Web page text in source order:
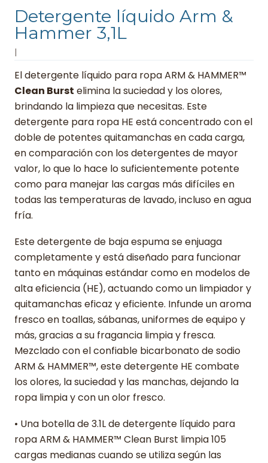
Detergente líquido Arm &
Hammer 3,1L
|
El detergente líquido para ropa ARM & HAMMER™
Clean Burst elimina la suciedad y los olores,
brindando la limpieza que necesitas. Este
detergente para ropa HE está concentrado con el
doble de potentes quitamanchas en cada carga,
en comparación con los detergentes de mayor
valor, lo que lo hace lo suficientemente potente
como para manejar las cargas más difíciles en
todas las temperaturas de lavado, incluso en agua
fría.
Este detergente de baja espuma se enjuaga
completamente y está diseñado para funcionar
tanto en máquinas estándar como en modelos de
alta eficiencia (HE), actuando como un limpiador y
quitamanchas eficaz y eficiente. Infunde un aroma
fresco en toallas, sábanas, uniformes de equipo y
más, gracias a su fragancia limpia y fresca.
Mezclado con el confiable bicarbonato de sodio
ARM & HAMMER™, este detergente HE combate
los olores, la suciedad y las manchas, dejando la
ropa limpia y con un olor fresco.
• Una botella de 3.1L de detergente líquido para
ropa ARM & HAMMER™ Clean Burst limpia 105
cargas medianas cuando se utiliza según las